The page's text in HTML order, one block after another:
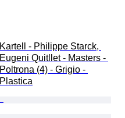
Kartell - Philippe Starck,
Eugeni Quitllet - Masters -
Poltrona (4) - Grigio -
Plastica